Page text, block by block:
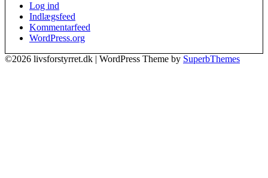
Log ind
Indlægsfeed
Kommentarfeed
WordPress.org
©2026 livsforstyrret.dk | WordPress Theme by SuperbThemes